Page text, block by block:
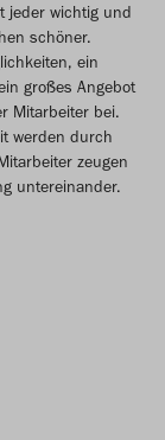
jeder wichtig und
schöner.
ein
großes Angebot
Mitarbeiter bei.
werden durch
zeugen
untereinander.